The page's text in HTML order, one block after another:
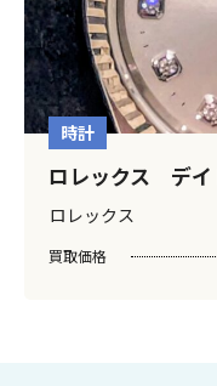
時計
ロレックス デ
ロレックス
買取価格